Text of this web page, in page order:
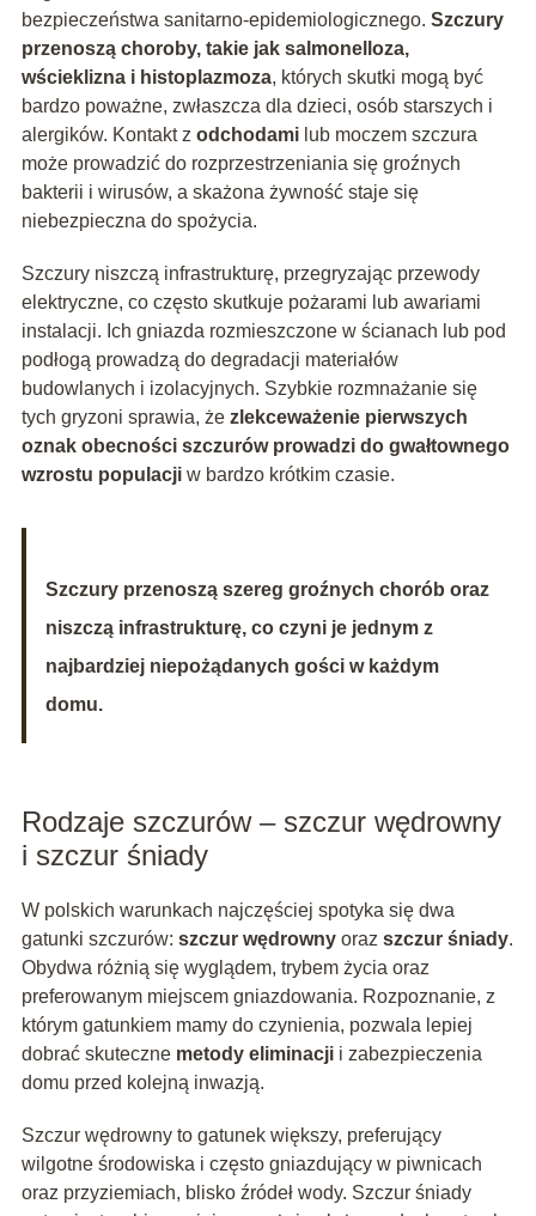
bezpieczeństwa sanitarno-epidemiologicznego. Szczury
przenoszą choroby, takie jak salmonelloza,
wścieklizna i histoplazmoza, których skutki mogą być
bardzo poważne, zwłaszcza dla dzieci, osób starszych i
alergików. Kontakt z odchodamilub moczem szczura
może prowadzić do rozprzestrzeniania się groźnych
bakterii i wirusów, a skażona żywność staje się
niebezpieczna do spożycia.
Szczury niszczą infrastrukturę, przegryzając przewody
elektryczne, co często skutkuje pożarami lub awariami
instalacji. Ich gniazda rozmieszczone w ścianach lub pod
podłogą prowadzą do degradacji materiałów
budowlanych i izolacyjnych. Szybkie rozmnażanie się
tych gryzoni sprawia, że zlekceważenie pierwszych
oznak obecności szczurów prowadzi do gwałtownego
wzrostu populacjiw bardzo krótkim czasie.
Szczury przenoszą szereg groźnych chorób oraz
niszczą infrastrukturę, co czyni je jednym z
najbardziej niepożądanych gości w każdym
domu.
Rodzaje szczurów – szczur wędrowny
i szczur śniady
W polskich warunkach najczęściej spotyka się dwa
gatunki szczurów: szczur wędrownyoraz szczur śniady.
Obydwa różnią się wyglądem, trybem życia oraz
preferowanym miejscem gniazdowania. Rozpoznanie, z
którym gatunkiem mamy do czynienia, pozwala lepiej
dobrać skuteczne metody eliminacjii zabezpieczenia
domu przed kolejną inwazją.
Szczur wędrowny to gatunek większy, preferujący
wilgotne środowiska i często gniazdujący w piwnicach
oraz przyziemiach, blisko źródeł wody. Szczur śniady